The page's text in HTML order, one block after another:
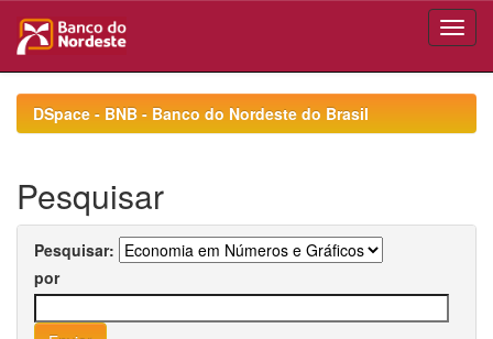
navigationDSpace - BNB - Banco do Nordeste do Brasil
Pesquisar
Pesquisar:
por